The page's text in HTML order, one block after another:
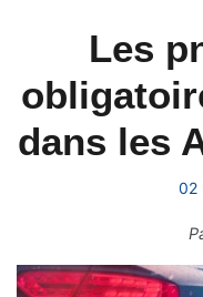
Les
dans les
02